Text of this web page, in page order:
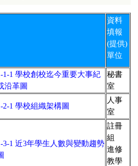
資料
填報
(提供)
單位
1-1 學校創校迄今重要大事紀
沿革圖
秘書
室
2-1 學校組織架構圖
人事
室
3-1 近3年學生人數與變動趨勢
註冊
組
進修
教學